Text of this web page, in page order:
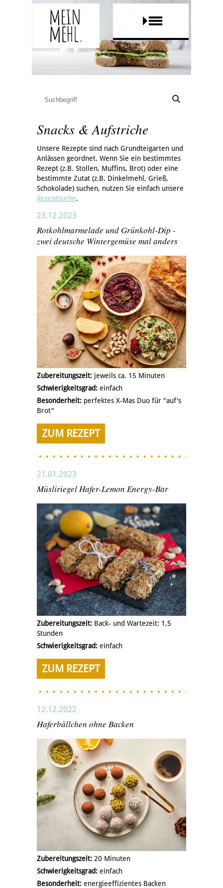
Snacks & Aufstriche
Unsere Rezepte sind nach Grundteigarten und
Anlässen geordnet. Wenn Sie ein bestimmtes
Rezept (z.B. Stollen, Muffins, Brot) oder eine
bestimmte Zutat (z.B. Dinkelmehl, Grieß,
Schokolade) suchen, nutzen Sie einfach unsere
Rezeptsuche.
23.12.2023
Rotkohlmarmelade und Grünkohl-Dip -
zwei deutsche Wintergemüse mal anders
Zubereitungszeit: jeweils ca. 15 Minuten
Schwierigkeitsgrad: einfach
Besonderheit: perfektes X-Mas Duo für "auf's
Brot"
ZUM REZEPT
21.01.2023
Müsliriegel Hafer-Lemon Energy-Bar
Zubereitungszeit: Back- und Wartezeit: 1,5
Stunden
Schwierigkeitsgrad: einfach
ZUM REZEPT
12.12.2022
Haferbällchen ohne Backen
Zubereitungszeit: 20 Minuten
Schwierigkeitsgrad: einfach
Besonderheit: energieeffizientes Backen